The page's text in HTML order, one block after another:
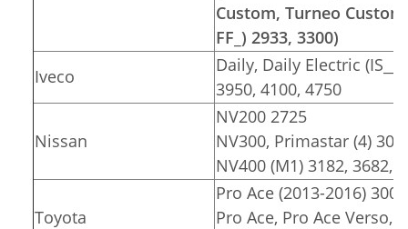
Custom, Turneo Custom
FF_) 2933, 3300)
Iveco
Daily, Daily Electric
3950, 4100, 4750
Nissan
NV200 2725
NV300, Primastar (4)
NV400 (M1) 3182, 3682,
Toyota
Pro Ace (2013-2016)
Pro Ace, Pro Ace Verso,